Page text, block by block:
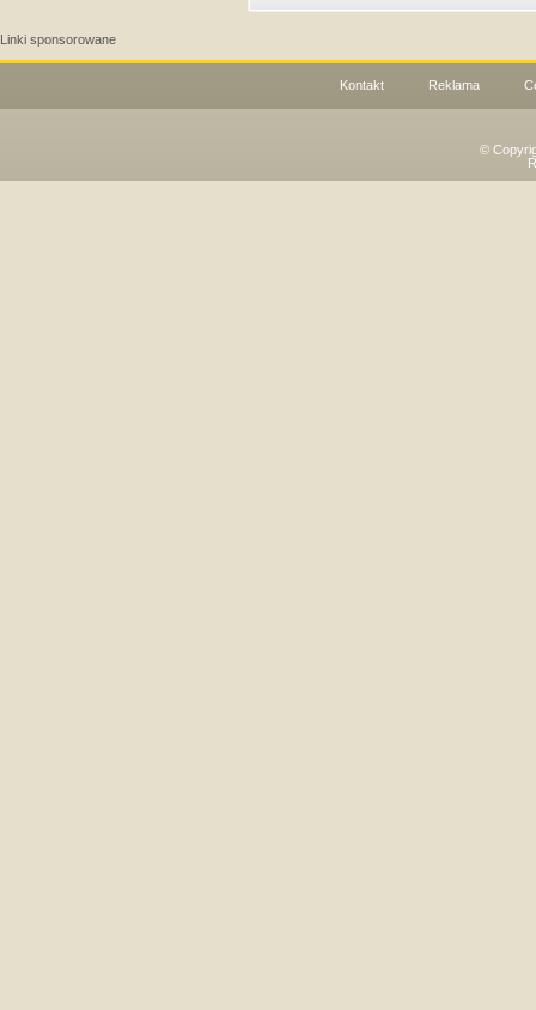
Linki sponsorowane
Kontakt Reklama
©